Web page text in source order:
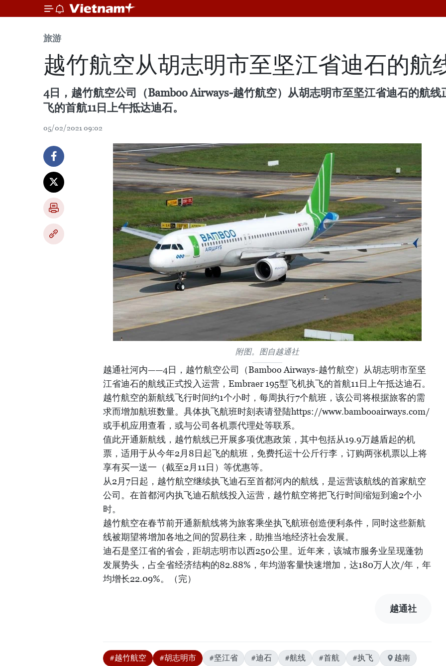
旅游
越竹航空从胡志明市至坚江省迪石的航
4日，越竹航空公司（Bamboo Airways-越竹航空）从胡志明市至坚江省迪石的航
飞的首航11日上午抵达迪石。
05/02/2021 09:02
附图。图自越通社
越通社河内——4日，越竹航空公司（Bamboo Airways-越竹航空）从胡志明市至坚
江省迪石的航线正式投入运营，Embraer 195型飞机执飞的首航11日上午抵达迪石。
越竹航空的新航线飞行时间约1个小时，每周执行7个航班，该公司将根据旅客的需
求而增加航班数量。具体执飞航班时刻表请登陆https://www.bambooairways.com/
或手机应用查看，或与公司各机票代理处等联系。
值此开通新航线，越竹航线已开展多项优惠政策，其中包括从19.9万越盾起的机
票，适用于从今年2月8日起飞的航班，免费托运十公斤行李，订购两张机票以上将
享有买一送一（截至2月11日）等优惠等。
从2月7日起，越竹航空继续执飞迪石至首都河内的航线，是运营该航线的首家航空
公司。在首都河内执飞迪石航线投入运营，越竹航空将把飞行时间缩短到逾2个小
时。
越竹航空在春节前开通新航线将为旅客乘坐执飞航班创造便利条件，同时这些新航
线被期望将增加各地之间的贸易往来，助推当地经济社会发展。
迪石是坚江省的省会，距胡志明市以西250公里。近年来，该城市服务业呈现蓬勃
发展势头，占全省经济结构的82.88%，年均游客量快速增加，达180万人次/年，年
均增长22.09%。（完）
越通社
#越竹航空 #胡志明市 #坚江省 #迪石 #航线 #首航 #执飞 越南